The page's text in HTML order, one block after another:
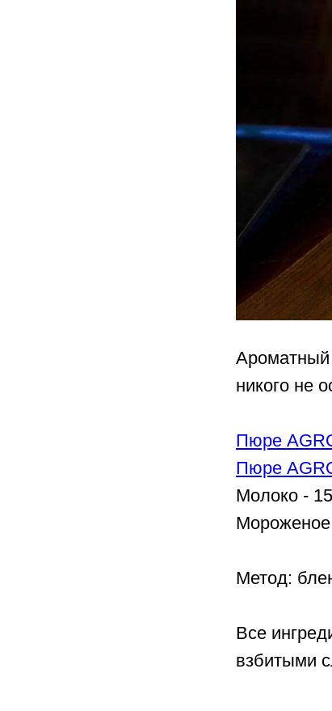
Ароматный
никого не
Пюре
Пюре
Молоко -
Метод:
Все
взбитыми